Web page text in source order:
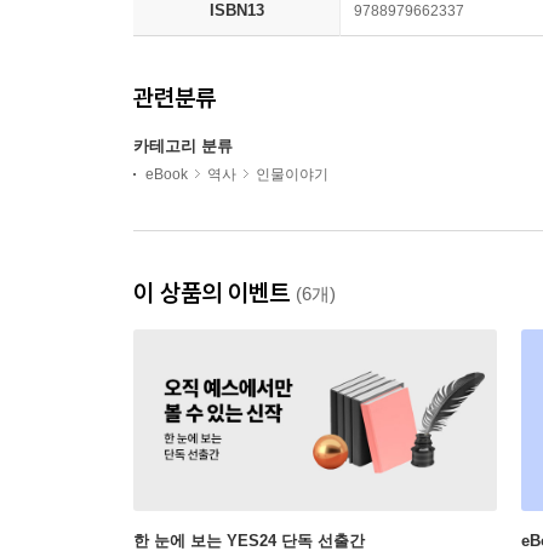
ISBN13 9788979662337
관련분류
카테고리 분류
eBook 역사 인물이야기
이 상품의 이벤트 (6개)
한 눈에 보는 YES24 단독 선출간